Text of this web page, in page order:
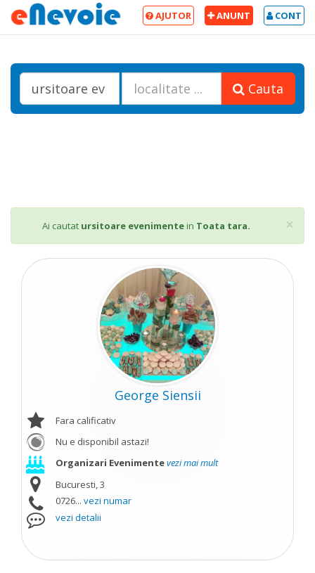
CONT
ANUNT
AJUTOR
Cauta
×
Ai cautat ursitoare evenimentein Toata tara.
George Siensii
Fara calificativ
Nu e disponibil astazi!
Organizari Evenimentevezi mai mult
Bucuresti, 3
0726... vezi numar
vezi detalii